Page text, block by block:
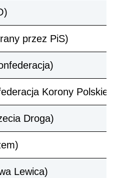
przez PiS)
Korony Polskiej)
Droga)
Lewica)